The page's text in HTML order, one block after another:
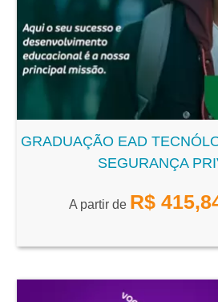
GRADUAÇÃO EAD
SEGURANÇA
A partir de R$